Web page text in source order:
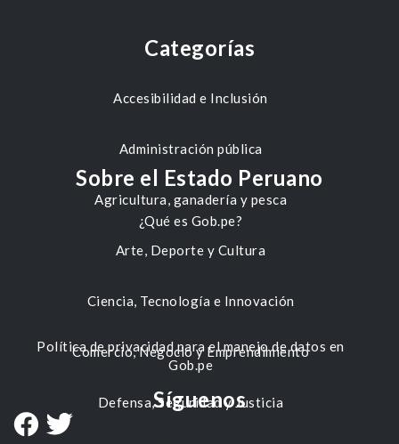
Categorías
Accesibilidad e Inclusión
Administración pública
Agricultura, ganadería y pesca
Arte, Deporte y Cultura
Ciencia, Tecnología e Innovación
Comercio, Negocio y Emprendimiento
Defensa, Seguridad y Justicia
Sobre el Estado Peruano
¿Qué es Gob.pe?
Política de privacidad para el manejo de datos en
Gob.pe
Síguenos